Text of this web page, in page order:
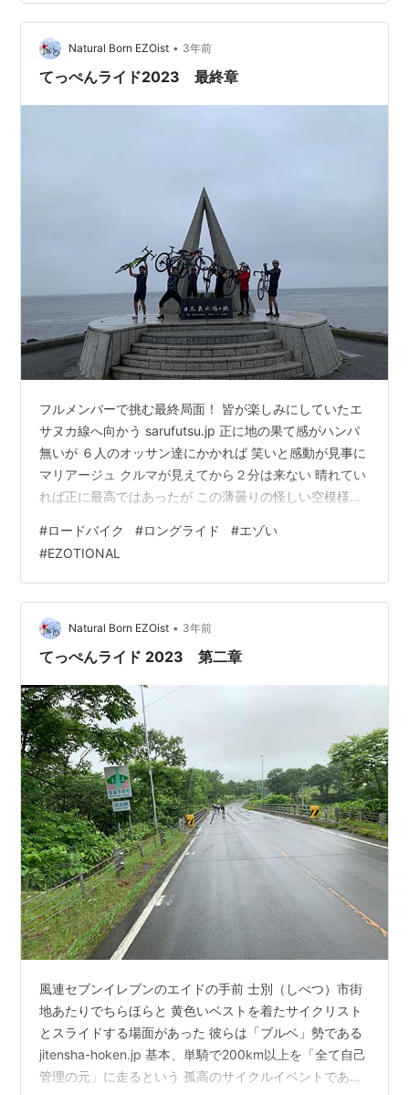
んたら走って 風呂でも入って 軽く呑んで ･･･寝る？ ま
ぁ、それしか無いのは事実 風呂上がりのコーラは正義 南
郷の湯でさっぱりして 近くのスーパーで晩飯と明日の…
Natural Born EZOist • 3年前
てっぺんライド2023 最終章
フルメンバーで挑む最終局面！ 皆が楽しみにしていたエ
サヌカ線へ向かう sarufutsu.jp 正に地の果て感がハンパ
無いが ６人のオッサン達にかかれば 笑いと感動が見事に
マリアージュ クルマが見えてから２分は来ない 晴れてい
れば正に最高ではあったが この薄曇りの怪しい空模様も
良し そんなエサヌカ線で皆の背中でも撮ろうかと スマホ
をホルダーから取り外した時に事件は起きたのです
youtu.be 小雨がパラつく中 タッチIDが効かないなぁ…と
濡れた手で… あ…ツルっとな… ダーハラ氏のGoProが決
定的瞬間を撮っていてくれていたのだ おぉ、画面…
#ロードバイク #ロングライド #エゾい
#EZOTIONAL
Natural Born EZOist • 3年前
てっぺんライド 2023 第二章
風連セブンイレブンのエイドの手前 士別（しべつ）市街
地あたりでちらほらと 黄色いベストを着たサイクリスト
とスライドする場面があった 彼らは「ブルベ」勢である
jitensha-hoken.jp 基本、単騎で200km以上を「全て自己
管理の元」に走るという 孤高のサイクルイベントである